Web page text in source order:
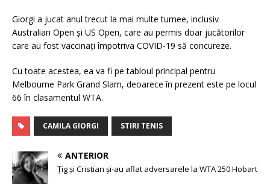
Giorgi a jucat anul trecut la mai multe turnee, inclusiv
Australian Open și US Open, care au permis doar jucătorilor
care au fost vaccinați împotriva COVID-19 să concureze.
Cu toate acestea, ea va fi pe tabloul principal pentru
Melbourne Park Grand Slam, deoarece în prezent este pe locul
66 în clasamentul WTA.
CAMILA GIORGI STIRI TENIS
ANTERIOR
Țig și Cristian și-au aflat adversarele la WTA 250 Hobart